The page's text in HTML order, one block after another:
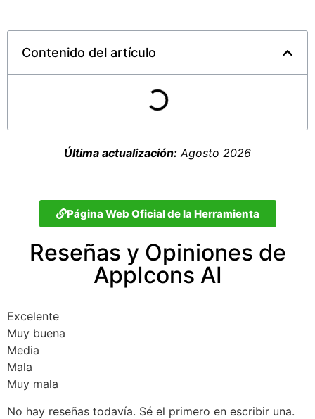
Contenido del artículo
Última actualización: Agosto 2026
Página Web Oficial de la Herramienta
Reseñas y Opiniones de
AppIcons AI
Excelente
Muy buena
Media
Mala
Muy mala
No hay reseñas todavía. Sé el primero en escribir una.